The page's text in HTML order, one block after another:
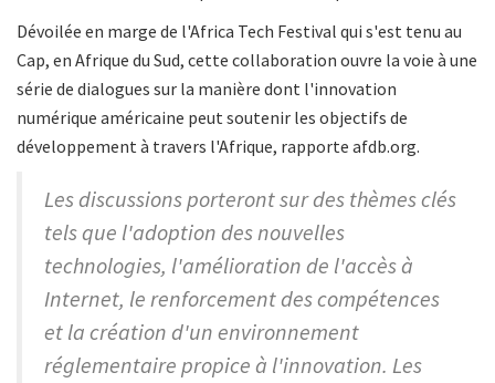
Dévoilée en marge de l'Africa Tech Festival qui s'est tenu au
Cap, en Afrique du Sud, cette collaboration ouvre la voie à une
série de dialogues sur la manière dont l'innovation
numérique américaine peut soutenir les objectifs de
développement à travers l'Afrique, rapporte afdb.org.
Les discussions porteront sur des thèmes clés
tels que l'adoption des nouvelles
technologies, l'amélioration de l'accès à
Internet, le renforcement des compétences
et la création d'un environnement
réglementaire propice à l'innovation. Les